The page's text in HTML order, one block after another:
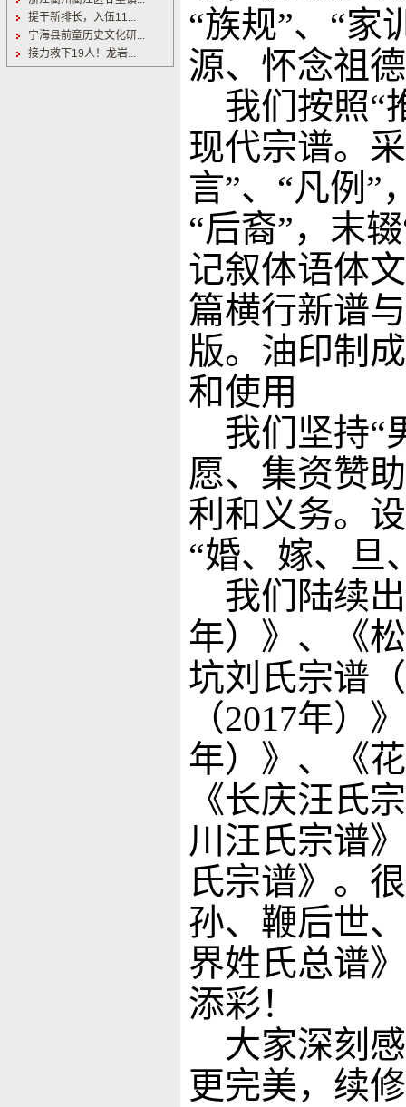
提干新排长，入伍11...
宁海县前童历史文化研...
接力救下19人！龙岩...
“族规”、“家
源、怀念祖
我们按照“
现代宗谱。
言”、“凡例”
“后裔”，末
记叙体语体
篇横行新谱
版。油印制
和使用
我们坚持“
愿、集资赞
利和义务。
“婚、嫁、旦
我们陆续出
年）》、《
坑刘氏宗谱
（2017年）
年）》、《
《长庆汪氏
川汪氏宗谱
氏宗谱》。
孙、鞭后世
界姓氏总谱
添彩！
大家深刻感
更完美，续